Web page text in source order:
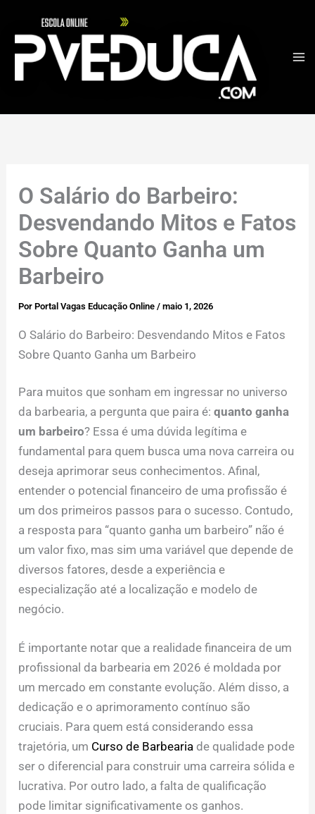
O Salário do Barbeiro:
Desvendando Mitos e Fatos
Sobre Quanto Ganha um
Barbeiro
PorPortal Vagas Educação Online/maio 1, 2026
O Salário do Barbeiro: Desvendando Mitos e Fatos
Sobre Quanto Ganha um Barbeiro
Para muitos que sonham em ingressar no universo
da barbearia, a pergunta que paira é:quanto ganha
um barbeiro? Essa é uma dúvida legítima e
fundamental para quem busca uma nova carreira ou
deseja aprimorar seus conhecimentos. Afinal,
entender o potencial financeiro de uma profissão é
um dos primeiros passos para o sucesso. Contudo,
a resposta para “quanto ganha um barbeiro” não é
um valor fixo, mas sim uma variável que depende de
diversos fatores, desde a experiência e
especialização até a localização e modelo de
negócio.
É importante notar que a realidade financeira de um
profissional da barbearia em 2026 é moldada por
um mercado em constante evolução. Além disso, a
dedicação e o aprimoramento contínuo são
cruciais. Para quem está considerando essa
trajetória, um Curso de Barbearia de qualidade pode
ser o diferencial para construir uma carreira sólida e
lucrativa. Por outro lado, a falta de qualificação
pode limitar significativamente os ganhos.